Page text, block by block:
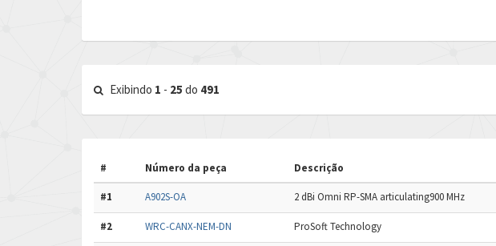
Exibindo 1 - 25 do 491
# Número da peça Descrição
#1 A902S-OA 2 dBi Omni RP-SMA articulating900 MHz
#2 WRC-CANX-NEM-DN ProSoft Technology